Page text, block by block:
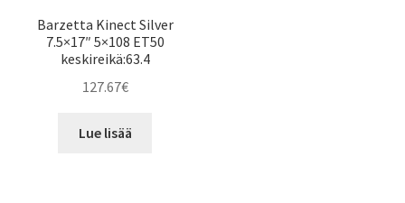
Barzetta Kinect Silver
7.5×17″ 5×108 ET50
keskireikä:63.4
127.67€
Lue lisää